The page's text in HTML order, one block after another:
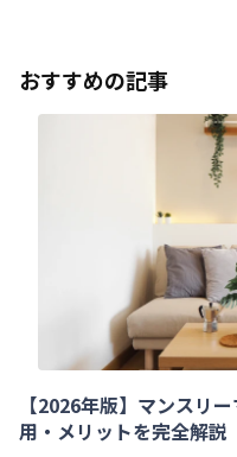
おすすめの記事
【2026年版】マンスリ
用・メリットを完全解説